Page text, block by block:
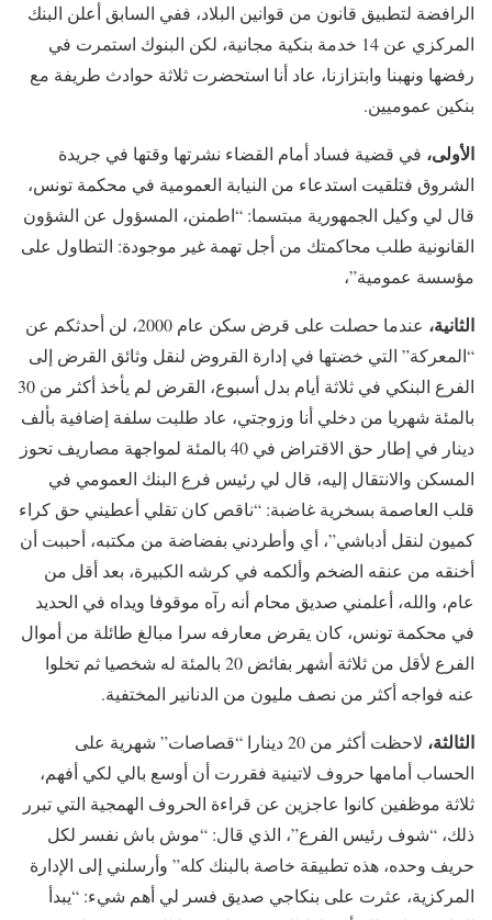
الرافضة لتطبيق قانون من قوانين البلاد، ففي السابق أعلن البنك
المركزي عن 14 خدمة بنكية مجانية، لكن البنوك استمرت في
رفضها ونهبنا وابتزازنا، عاد أنا استحضرت ثلاثة حوادث طريفة مع
بنكين عموميين.
الأولى، في قضية فساد أمام القضاء نشرتها وقتها في جريدة
الشروق فتلقيت استدعاء من النيابة العمومية في محكمة تونس،
قال لي وكيل الجمهورية مبتسما: “اطمنن، المسؤول عن الشؤون
القانونية طلب محاكمتك من أجل تهمة غير موجودة: التطاول على
مؤسسة عمومية”،
الثانية،
عندما حصلت على قرض سكن عام 2000، لن أحدثكم عن
“المعركة” التي خضتها في إدارة القروض لنقل وثائق القرض إلى
الفرع البنكي في ثلاثة أيام بدل أسبوع، القرض لم يأخذ أكثر من 30
بالمئة شهريا من دخلي أنا وزوجتي، عاد طلبت سلفة إضافية بألف
دينار في إطار حق الاقتراض في 40 بالمئة لمواجهة مصاريف تحوز
المسكن والانتقال إليه، قال لي رئيس فرع البنك العمومي في
قلب العاصمة بسخرية غاضبة: “ناقص كان تقلي أعطيني حق كراء
كميون لنقل أدباشي”، أي وأطردني بفضاضة من مكتبه، أحببت أن
أخنقه من عنقه الضخم وألكمه في كرشه الكبيرة، بعد أقل من
عام، والله، أعلمني صديق محام أنه رآه موقوفا ويداه في الحديد
في محكمة تونس، كان يقرض معارفه سرا مبالغ طائلة من أموال
الفرع لأقل من ثلاثة أشهر بفائض 20 بالمئة له شخصيا ثم تخلوا
عنه فواجه أكثر من نصف مليون من الدنانير المختفية.
الثالثة،
لاحظت أكثر من 20 دينارا “قصاصات” شهرية على
الحساب أمامها حروف لاتينية فقررت أن أوسع بالي لكي أفهم،
ثلاثة موظفين كانوا عاجزين عن قراءة الحروف الهمجية التي تبرر
ذلك، “شوف رئيس الفرع”، الذي قال: “موش باش نفسر لكل
حريف وحده، هذه تطبيقة خاصة بالبنك كله” وأرسلني إلى الإدارة
المركزية، عثرت على بنكاجي صديق فسر لي أهم شيء: “يبدأ